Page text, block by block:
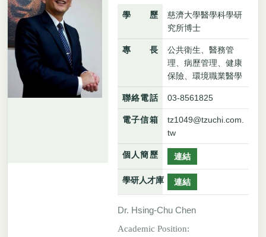
學歷
慈濟大學醫學科學研
究所博士
專長
公共衛生、醫務管
理、病歷管理、健康
保險、環境職業醫學
聯絡電話 03-8561825
電子信箱
tz1049@tzuchi.com.
tw
個人簡歷 連結
學研人才庫 連結
Dr. Hsing-Chu Chen
Academic Position: